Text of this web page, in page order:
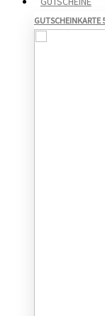
GUTSCHEINKARTE